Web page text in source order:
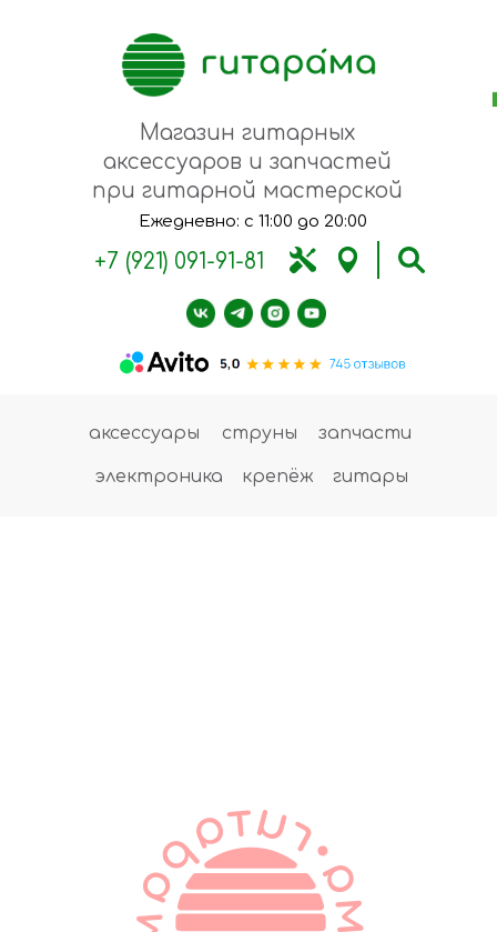
Магазин гитарных
аксессуаров и запчастей
при гитарной мастерской
+7 (921) 091-91-81
Ежедневно: с 11:00 до 20:00
аксессуары струны
электроника
запчасти
гитары
крепёж